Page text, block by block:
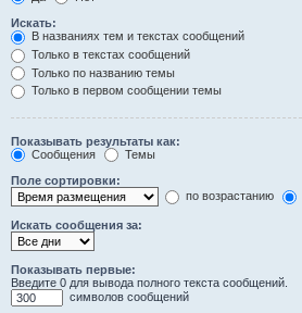
Искать:
В названиях тем и текстах сообщений
Только в текстах сообщений
Только по названию темы
Только в первом сообщении темы
Показывать результаты как:
Сообщения
Темы
Поле сортировки:
по возрастанию
Искать сообщения за:
Показывать первые:
Введите 0 для вывода полного текста сообщений.
символов сообщений